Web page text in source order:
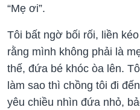
“Mẹ ơi”.
Tôi bất ngờ bối rối, liền
rằng mình không phải là
thế, đứa bé khóc òa lên.
làm sao thì chồng tôi đi
yêu chiều nhìn đứa nhỏ,